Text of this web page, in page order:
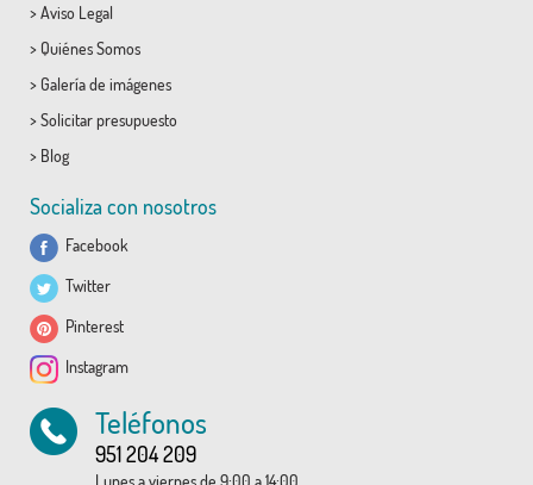
> Aviso Legal
> Quiénes Somos
> Galería de imágenes
> Solicitar presupuesto
> Blog
Socializa con nosotros
Facebook
Twitter
Pinterest
Instagram
Teléfonos
951 204 209
Lunes a viernes de 9:00 a 14:00